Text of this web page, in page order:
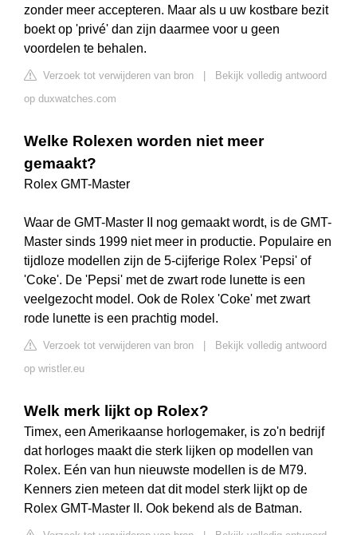
zonder meer accepteren. Maar als u uw kostbare bezit
boekt op 'privé' dan zijn daarmee voor u geen
voordelen te behalen.
Verzoek tot verwijderen van bron
Bekijk volledig antwoord
op duxwatches.com
Welke Rolexen worden niet meer
gemaakt?
Rolex GMT-Master
Waar de GMT-Master II nog gemaakt wordt, is de GMT-
Master sinds 1999 niet meer in productie. Populaire en
tijdloze modellen zijn de 5-cijferige Rolex 'Pepsi' of
'Coke'. De 'Pepsi' met de zwart rode lunette is een
veelgezocht model. Ook de Rolex 'Coke' met zwart
rode lunette is een prachtig model.
Verzoek tot verwijderen van bron
Bekijk volledig antwoord
op wristler.eu
Welk merk lijkt op Rolex?
Timex, een Amerikaanse horlogemaker, is zo'n bedrijf
dat horloges maakt die sterk lijken op modellen van
Rolex. Eén van hun nieuwste modellen is de M79.
Kenners zien meteen dat dit model sterk lijkt op de
Rolex GMT-Master II. Ook bekend als de Batman.